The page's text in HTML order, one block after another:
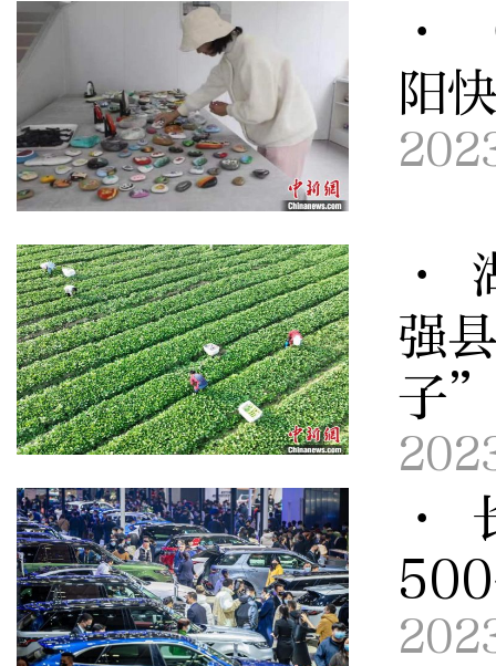
·
阳
·
强
子
·